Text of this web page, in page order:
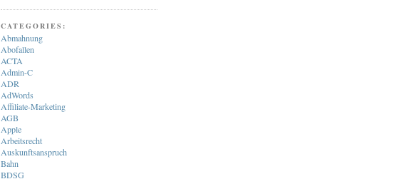
CATEGORIES:
Abmahnung
Abofallen
ACTA
Admin-C
ADR
AdWords
Affiliate-Marketing
AGB
Apple
Arbeitsrecht
Auskunftsanspruch
Bahn
BDSG